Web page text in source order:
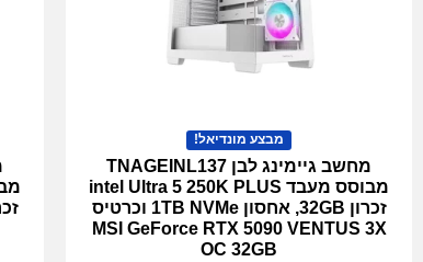
מבצע מונדיאל!
מחשב גיימינג לבן TNAGEINL137
מבוסס מעבד intel Ultra 5 250K PLUS
זכרון 32GB, אחסון 1TB NVMe וכרטיס
MSI GeForce RTX 5090 VENTUS 3X
OC 32GB